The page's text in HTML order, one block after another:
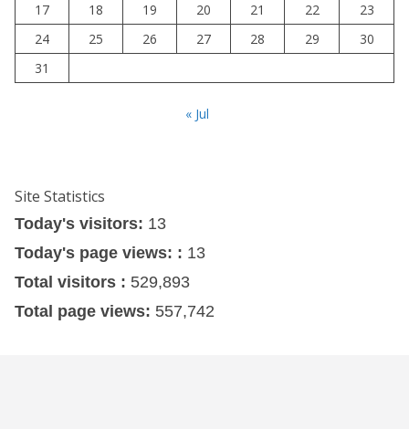
17
18 19 20 21 22
23
24
25 26 27 28 29
30
31
« Jul
Site Statistics
Today's visitors: 13
Today's page views: : 13
Total visitors : 529,893
Total page views: 557,742